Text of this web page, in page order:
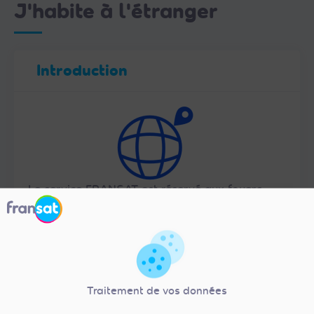
Traitement de vos données
J'habite à l'étranger
Introduction
Le service FRANSAT est réservé aux foyers
français métropolitains (y compris la Corse et
Monaco), conformément aux droits de diffusion
des chaînes de la TNT française comme le
Conditions Générales de Vente et